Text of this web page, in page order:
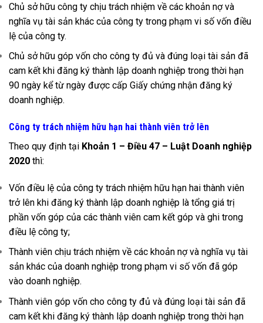
Chủ sở hữu công ty chịu trách nhiệm về các khoản nợ và
nghĩa vụ tài sản khác của công ty trong phạm vi số vốn điều
lệ của công ty.
Chủ sở hữu góp vốn cho công ty đủ và đúng loại tài sản đã
cam kết khi đăng ký thành lập doanh nghiệp trong thời hạn
90 ngày kể từ ngày được cấp Giấy chứng nhận đăng ký
doanh nghiệp.
Công ty trách nhiệm hữu hạn hai thành viên trở lên
Theo quy định tại Khoản 1 – Điều 47 – Luật Doanh nghiệp
2020 thì:
Vốn điều lệ của công ty trách nhiệm hữu hạn hai thành viên
trở lên khi đăng ký thành lập doanh nghiệp là tổng giá trị
phần vốn góp của các thành viên cam kết góp và ghi trong
điều lệ công ty;
Thành viên chịu trách nhiệm về các khoản nợ và nghĩa vụ tài
sản khác của doanh nghiệp trong phạm vi số vốn đã góp
vào doanh nghiệp.
Thành viên góp vốn cho công ty đủ và đúng loại tài sản đã
cam kết khi đăng ký thành lập doanh nghiệp trong thời hạn